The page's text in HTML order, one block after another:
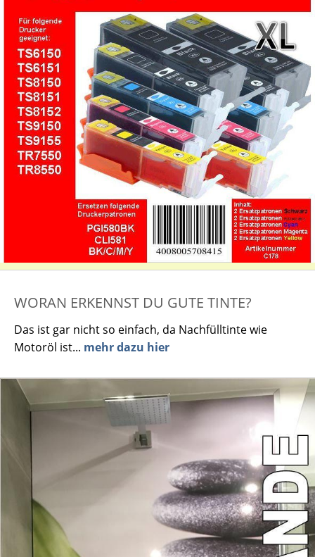
WORAN ERKENNST DU GUTE TINTE?
Das ist gar nicht so einfach, da Nachfülltinte wie
Motoröl ist... mehr dazu hier